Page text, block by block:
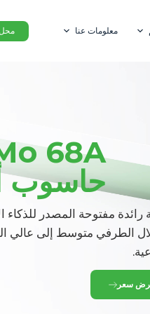
معلومات عنا محل
68A
حاسوب
الطرفي متوسط إلى عالي
سعر